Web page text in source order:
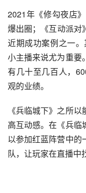
2021年《修勾夜店
爆出圈；《互动派
近期成功案例之一
小主播来说尤为重要
有几十至几百人，
观的业绩。
《兵临城下》之所
高互动感。在《兵临
以参加红蓝阵营中的
队，让玩家在直播中